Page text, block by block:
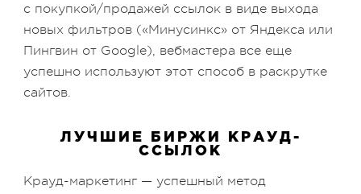
с покупкой/продажей ссылок в виде выхода
новых фильтров («Минусинкс» от Яндекса или
Пингвин от Google), вебмастера все еще
успешно используют этот способ в раскрутке
сайтов.
ЛУЧШИЕ БИРЖИ КРАУД-
ССЫЛОК
Крауд-маркетинг — успешный метод